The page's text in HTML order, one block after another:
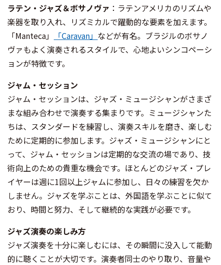
ラテン・ジャズ＆ボサノヴァ ：ラテンアメリカのリズムや
楽器を取り入れ、リズミカルで躍動的な要素を加えます。
「Manteca」
「Caravan」 などが有名。ブラジルのボサノ
ヴァもよく演奏されるスタイルで、心地よいシンコペーシ
ョンが特徴です。
ジャム・セッション
ジャム・セッションは、ジャズ・ミュージシャンがさまざ
まな組み合わせで演奏する集まりです。ミュージシャンた
ちは、スタンダードを練習し、演奏スキルを磨き、楽しむ
ために定期的に参加します。ジャズ・ミュージシャンにと
って、ジャム・セッションは定期的な交流の場であり、技
術向上のための貴重な機会です。ほとんどのジャズ・プレ
イヤーは週に1回以上ジャムに参加し、日々の練習を欠か
しません。ジャズを学ぶことは、外国語を学ぶことに似て
おり、時間と努力、そして継続的な実践が必要です。
ジャズ演奏の楽しみ方
ジャズ演奏を十分に楽しむには、その瞬間に没入して能動
的に聴くことが大切です。演奏者同士のやり取り、音量や